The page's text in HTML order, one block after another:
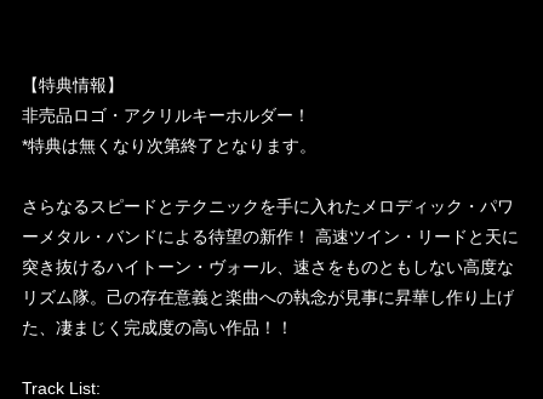
【特典情報】
非売品ロゴ・アクリルキーホルダー！
*特典は無くなり次第終了となります。
さらなるスピードとテクニックを手に入れたメロディック・パワ
ーメタル・バンドによる待望の新作！ 高速ツイン・リードと天に
突き抜けるハイトーン・ヴォール、速さをものともしない高度な
リズム隊。己の存在意義と楽曲への執念が見事に昇華し作り上げ
た、凄まじく完成度の高い作品！！
Track List: